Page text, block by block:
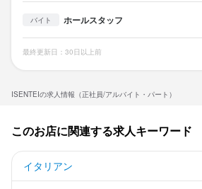
ISENTEIの求人情報（正社員/アルバイト・パート）
バイト ホールスタッフ
最終更新日：30日以上前
このお店に関連する求人キーワード
イタリアン